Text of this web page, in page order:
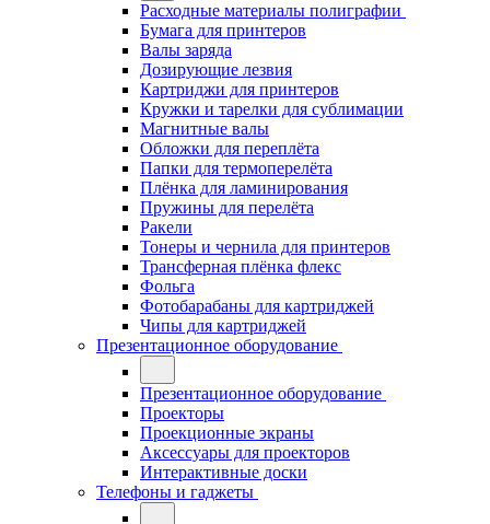
Расходные материалы полиграфии
Бумага для принтеров
Валы заряда
Дозирующие лезвия
Картриджи для принтеров
Кружки и тарелки для сублимации
Магнитные валы
Обложки для переплёта
Папки для термоперелёта
Плёнка для ламинирования
Пружины для перелёта
Ракели
Тонеры и чернила для принтеров
Трансферная плёнка флекс
Фольга
Фотобарабаны для картриджей
Чипы для картриджей
Презентационное оборудование
Презентационное оборудование
Проекторы
Проекционные экраны
Аксессуары для проекторов
Интерактивные доски
Телефоны и гаджеты